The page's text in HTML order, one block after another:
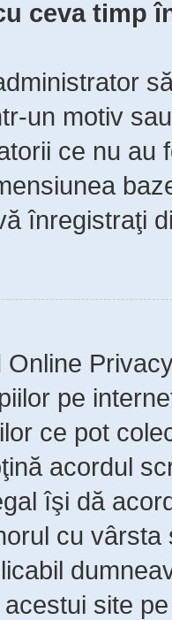
ceva timp
un motiv
ce nu au
înregistraţi
Online
pe
ce pot
acordul
îşi dă
cu
site